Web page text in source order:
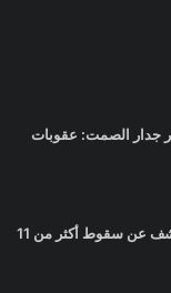
جدار الصمت: عقوبات
مجزرة في الجنوب: مصادر تكشف عن سقوط أكثر من 11